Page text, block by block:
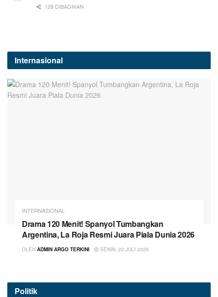
128 DIBAGIKAN
Internasional
INTERNASIONAL
Drama 120 Menit! Spanyol Tumbangkan
Argentina, La Roja Resmi Juara Piala Dunia 2026
OLEH ADMIN ARGO TERKINI SENIN, 20 JULI 2026
Politik